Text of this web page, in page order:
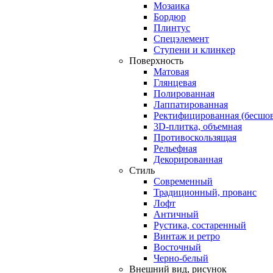
Мозаика
Бордюр
Плинтус
Спецэлемент
Ступени и клинкер
Поверхность
Матовая
Глянцевая
Полированная
Лаппатированная
Ректифицированная
3D-плитка, объемная
Противоскользящая
Рельефная
Декорированная
Стиль
Современный
Традиционный, прованс
Лофт
Античный
Рустика, состаренный
Винтаж и ретро
Восточный
Черно-белый
Внешний вид, рисунок